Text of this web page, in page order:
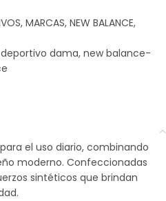
, MARCAS, NEW BALANCE,
deportivo dama, new balance-
el uso diario, combinando
moderno. Confeccionadas
sintéticos que brindan